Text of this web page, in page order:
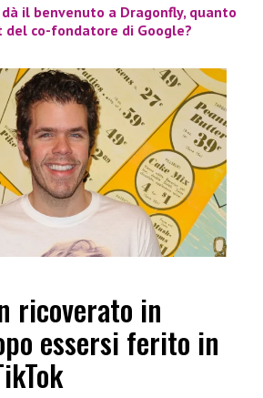
dà il benvenuto a Dragonfly, quanto
del co-fondatore di Google?
ricoverato in
essersi ferito in